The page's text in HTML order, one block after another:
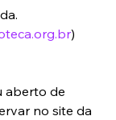
)
aberto de
no site da